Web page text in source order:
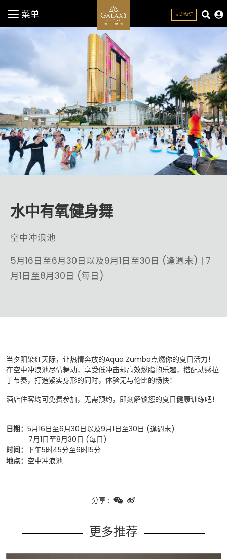
菜单
立即预订
水中有氧健身舞
空中冲浪池
5月16日至6月30日以及9月1日至30日 (逢週末) | 7
月1日至8月30日 (每日)
当夕阳染红天际，让热情奔放的Aqua Zumba点燃你的夏日活力！
在空中冲浪池尽情舞动，享受低冲击却高效燃脂的乐趣，搭配动感拉
丁节奏，打造紧实身形的同时，体验无与伦比的畅快！
酒店住客均可免费参加，无需预约，即刻解锁您的夏日健康训练吧！
日期： 5月16日至6月30日以及9月1日至30日 (逢週末)
7月1日至8月30日 (每日)
时间： 下午5时45分至6时15分
地点： 空中冲浪池
分享 :
更多推荐
Learn more